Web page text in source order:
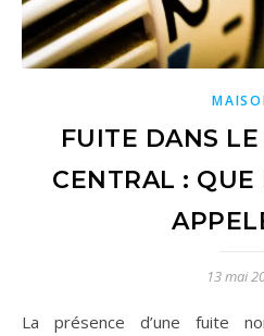
FUITE DANS
CENTRAL : QUE
13 mai
La présence d’une fuite non identifiée dans votre